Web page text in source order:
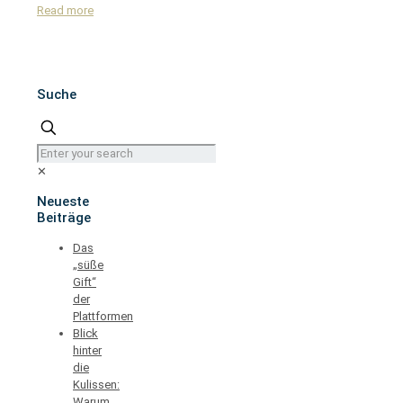
Read more
Suche
✕
Neueste
Beiträge
Das
„süße
Gift“
der
Plattformen
Blick
hinter
die
Kulissen: